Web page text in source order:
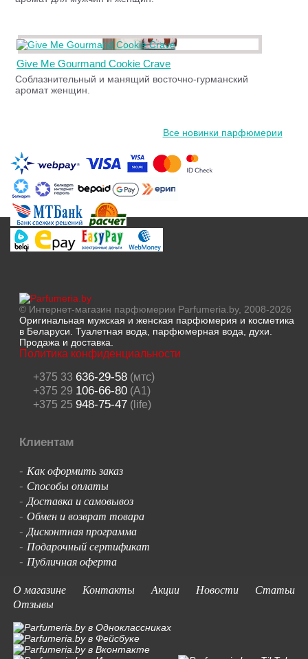
Give Me Gourmand Cookie Crave
Соблазнительный и манящий восточно-гурманский
аромат женщин.
Все новинки парфюмерии
© Интернет-магазин парфюмерии Parfumeria.by, 2008-2026
Оригинальная мужская и женская парфюмерия и косметика
в Беларуси. Туалетная вода, парфюмерная вода, духи.
Продажа и доставка.
Политика конфиденциальности
+375 33 636-29-58(мтс)
+375 29 106-66-80(A1)
+375 25 948-75-47(life)
Клиентам
- Как оформить заказ
- Способы оплаты
-Доставка и самовывоз
- Обмен и возврат товара
-Дисконтная программа
- Подарочный сертификат
- Публичная оферта
О магазине
Контакты Акции Новости
Статьи
Отзывы